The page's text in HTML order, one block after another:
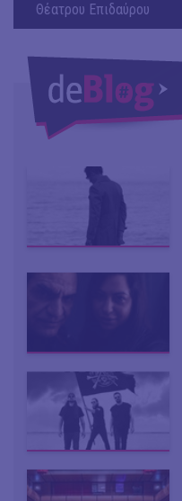
Θέατρου Επιδαύρου